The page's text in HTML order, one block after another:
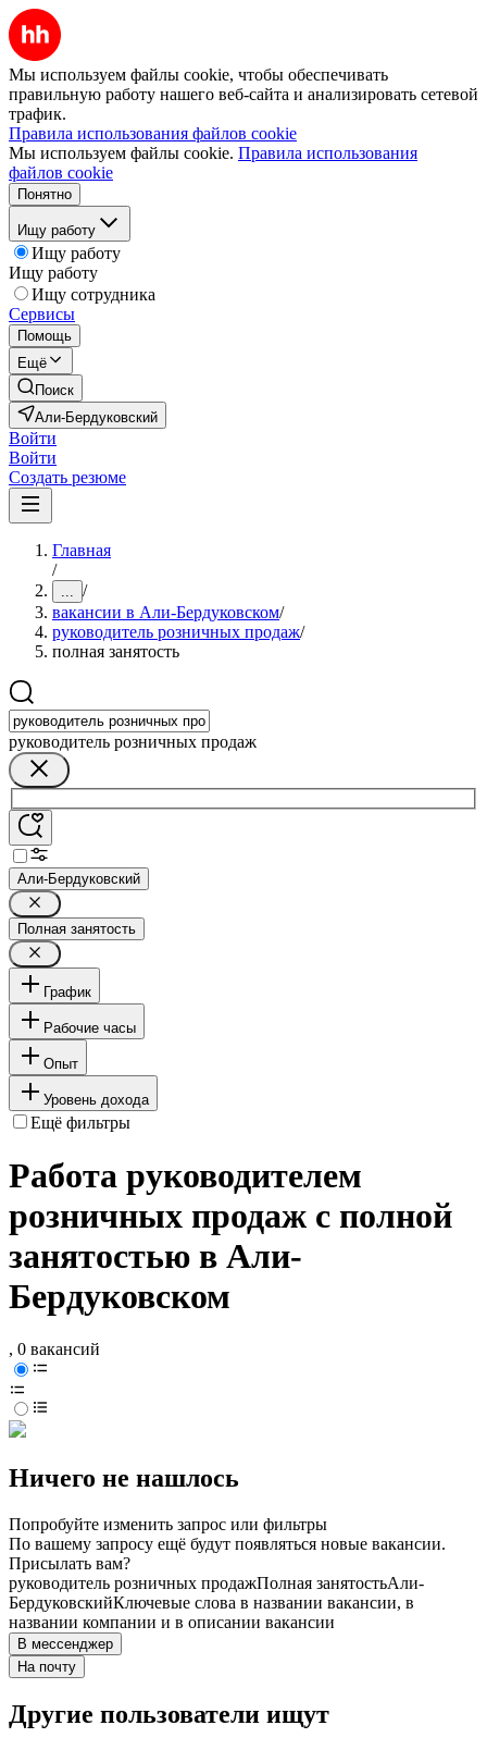
Мы используем файлы cookie, чтобы обеспечивать
правильную работу нашего веб-сайта и анализировать сетевой
трафик.
Правила использования файлов cookie
Мы используем файлы cookie. Правила использования
файлов cookie
Понятно
Ищу работу
Ищу работу
Ищу работу
Ищу сотрудника
Сервисы
Помощь
Ещё
Поиск
Али-Бердуковский
Войти
Войти
Создать резюме
Главная
/
... /
вакансии в Али-Бердуковском/
руководитель розничных продаж/
полная занятость
руководитель розничных продаж
Али-Бердуковский
Полная занятость
График
Рабочие часы
Опыт
Уровень дохода
Ещё фильтры
Работа руководителем
розничных продаж с полной
занятостью в Али-
Бердуковском
, 0 вакансий
Ничего не нашлось
Попробуйте изменить запрос или фильтры
По вашему запросу ещё будут появляться новые вакансии.
Присылать вам?
руководитель розничных продажПолная занятостьАли-
БердуковскийКлючевые слова в названии вакансии, в
названии компании и в описании вакансии
В мессенджер
На почту
Другие пользователи ищут